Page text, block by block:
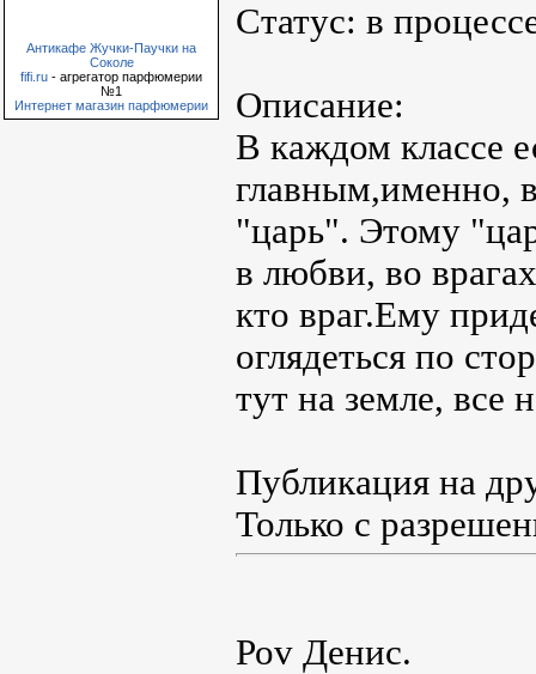
Антикафе Жучки-Паучки на
Соколе
fifi.ru - агрегатор парфюмерии
№1
Интернет магазин парфюмерии
Статус: в
Описание:
В каждом классе
главным,именно,
"царь". Этому
в любви, во
кто враг.Ему
оглядеться по
тут на земле, все
Публикация на
Только с
Роv Денис.